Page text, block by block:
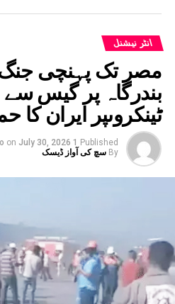
انٹر نیشنل
مصر تک پہنچی جنگ
بندرگاہ پر گیس
ٹینکروںپر ایران کا
Published
1 week ago
on July 30, 2026
By سچ کی آواز ڈیسک